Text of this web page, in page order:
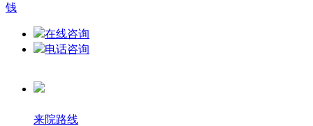
钱
在线咨询
电话咨询
来院路线